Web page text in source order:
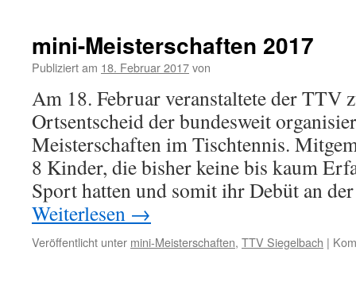
mini-Meisterschaften 2017
Publiziert am 18. Februar 2017von
Am 18. Februar veranstaltete der TTV
Ortsentscheid der bundesweit
Meisterschaften im Tischtennis.
8 Kinder, die bisher keine bis kaum
Sport hatten und somit ihr Debüt an
Weiterlesen →
Veröffentlicht unter mini-Meisterschaften, TTV Siegelbach |